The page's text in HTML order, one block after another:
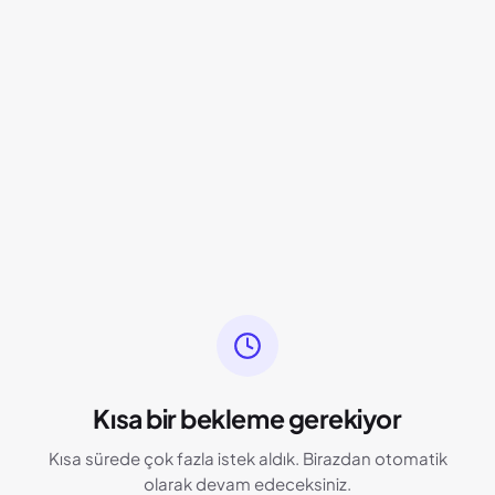
Kısa bir bekleme gerekiyor
Kısa sürede çok fazla istek aldık. Birazdan otomatik
olarak devam edeceksiniz.